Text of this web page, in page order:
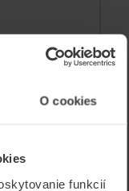
O cookies
funkcií